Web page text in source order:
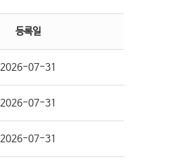
등록일
2026-07-31
2026-07-31
2026-07-31